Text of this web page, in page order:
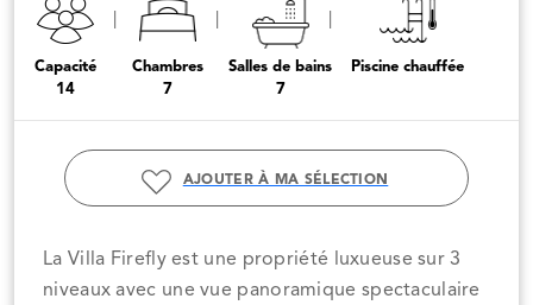
Capacité
14
Chambres
7
Salles de bains
7
Piscine chauffée
AJOUTER À MA SÉLECTION
La Villa Firefly est une propriété luxueuse sur 3
niveaux avec une vue panoramique spectaculaire